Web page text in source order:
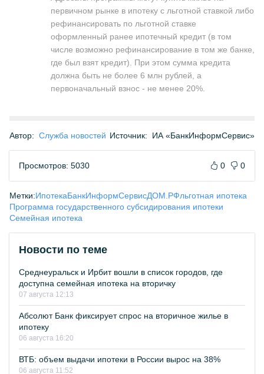
первичном рынке в ипотеку с льготной ставкой либо
рефинансировать по льготной ставке
оформленный ранее ипотечный кредит (в том
числе возможно рефинансирование в том же банке,
где был взят кредит). При этом сумма кредита
должна быть не более 6 млн рублей, а
первоначальный взнос - не менее 20%.
Автор: Служба новостей Источник: ИА «БанкИнформСервис»
Просмотров: 5030 0 0
Метки:ИпотекаБанкИнформСервисДОМ.РФльготная ипотека
Программа государственного субсидирования ипотеки
Семейная ипотека
Новости по теме
Среднеуральск и Ирбит вошли в список городов, где
доступна семейная ипотека на вторичку
07 августа 12:13
Абсолют Банк фиксирует спрос на вторичное жилье в
ипотеку
06 августа 16:20
ВТБ: объем выдачи ипотеки в России вырос на 38%
06 августа 11:52